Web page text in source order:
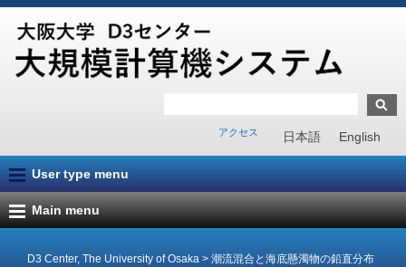
日本語 English
アクセス
User type menu
Main menu
D3 Center, The University of Osaka > 潮流混合と海底懸濁物の鉛直分布